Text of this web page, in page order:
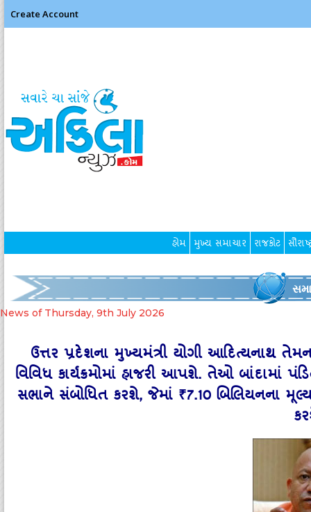
Create Account
હોમ મુખ્ય સમાચાર રાજકોટ
News of Thursday, 9th July 2026
ઉત્તર પ્રદેશના મુખ્યમંત્રી યોગી આદિત્યનાથ
વિવિધ કાર્યક્રમોમાં હાજરી આપશે. તેઓ બાંદામાં
સભાને સંબોધિત કરશે, જેમાં ₹7.10 બિલિયનના